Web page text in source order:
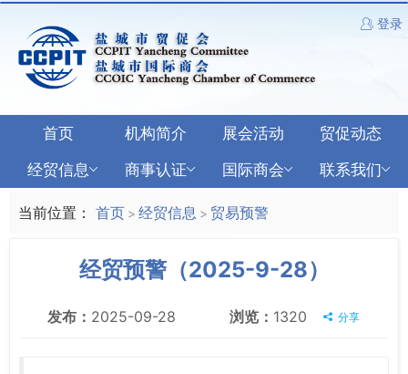
登录
首页 机构简介 展会活动
贸促动态
经贸信息
商事认证 国际商会 联系我们
当前位置： 首页 > 经贸信息 > 贸易预警
经贸预警（2025-9-28）
发布： 2025-09-28 浏览： 1320 分享